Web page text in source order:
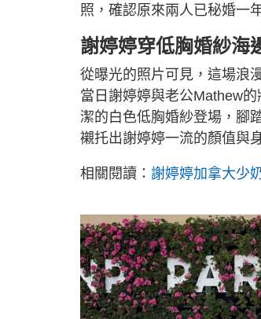
照，確認原來兩人已秘婚一
謝婷婷穿低胸婚紗海
從曝光的照片可見，這場浪
當日謝婷婷與老公Mathew
潔的白色低胸婚紗登場，腳
襯托出謝婷婷一流的顏值與
相關閱讀： 謝婷婷加拿大少